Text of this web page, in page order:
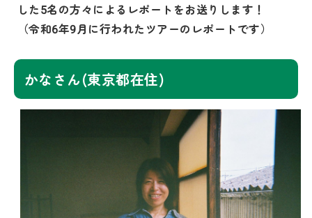
した5名の方々によるレポートをお送りします！
（令和6年9月に行われたツアーのレポートです）
かなさん(東京都在住)